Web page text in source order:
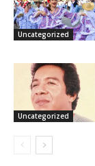
Uncategorized
Uncategorized